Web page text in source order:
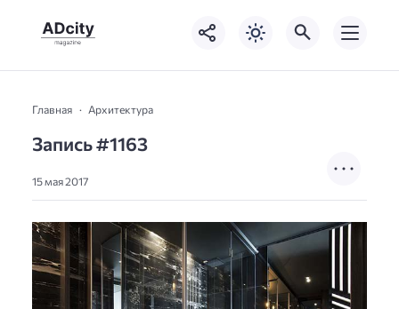
Главная Архитектура
Запись #1163
15 мая 2017